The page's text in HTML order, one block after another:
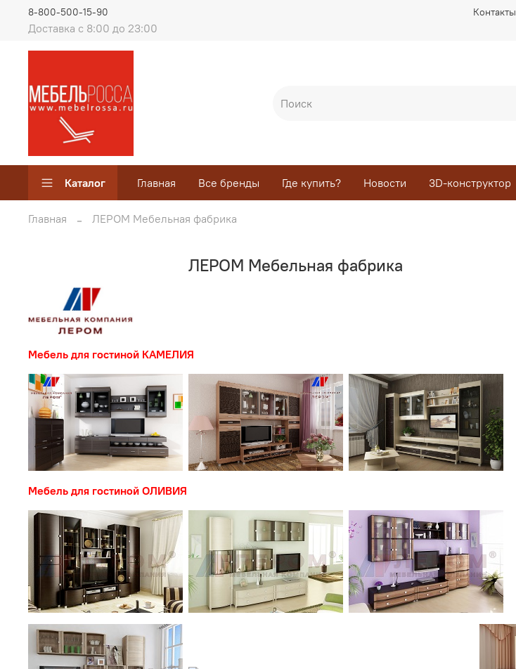
Контакты
Доставка с 8:00 до 23:00
8-800-500-15-90
Каталог Главная Все бренды Где купить? Новости 3D-конструктор
Главная ЛЕРОМ Мебельная фабрика
ЛЕРОМ Мебельная фабрика
Мебель для гостиной КАМЕЛИЯ
Мебель для гостиной ОЛИВИЯ